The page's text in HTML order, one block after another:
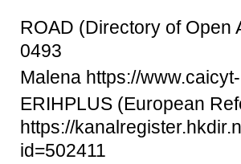
ROAD (Directory of Open
0493
Malena https://
ERIHPLUS (European
https://
id=502411